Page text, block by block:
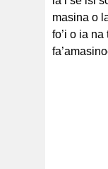
masina o
fo’i o ia